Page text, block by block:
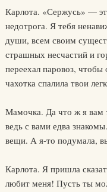
Карлота. «Сержусь» —
недотрога. Я тебя
души, всем своим
страшных несчастий и
переехал паровоз, чтобы
чахотка спалила твои
Мамочка. Да что ж я вам
ведь с вами едва
вещи. А я-то подумала,
Карлота. Я пришла
любит меня! Пусть ты